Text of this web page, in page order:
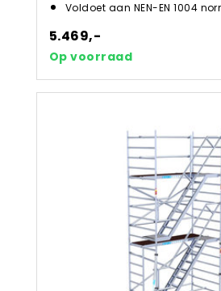
Voldoet aan NEN-EN 1004
5.469,-
Op voorraad